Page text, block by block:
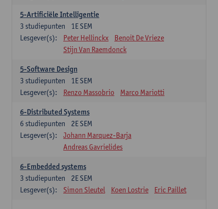
5-Artificiële Intelligentie
1E SEM
3 studiepunten
Lesgever(s):
Peter Hellinckx
Benoit De Vrieze
Stijn Van Raemdonck
5-Software Design
1E SEM
3 studiepunten
Lesgever(s):
Renzo Massobrio Marco Mariotti
6-Distributed Systems
2E SEM
6 studiepunten
Lesgever(s):
Johann Marquez-Barja
Andreas Gavrielides
6-Embedded systems
2E SEM
3 studiepunten
Lesgever(s):
Simon Sleutel Koen Lostrie Eric Paillet